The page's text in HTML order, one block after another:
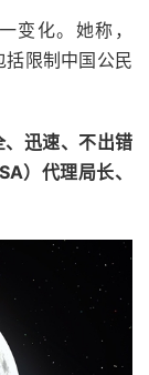
变化。她称，
限制中国公民
迅速、不出错
）代理局长、